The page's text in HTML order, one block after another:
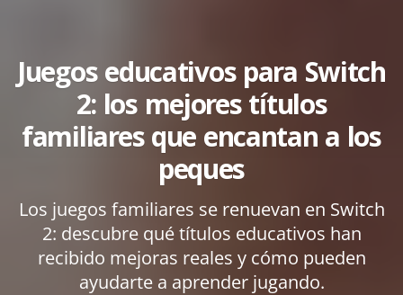
Juegos educativos para Switch
2: los mejores títulos
familiares que encantan a los
peques
Los juegos familiares se renuevan en Switch
2: descubre qué títulos educativos han
recibido mejoras reales y cómo pueden
ayudarte a aprender jugando.